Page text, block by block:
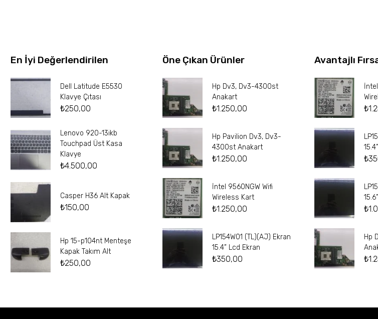
En İyi Değerlendirilen
Dell Latitude E5530
Klavye Çıtası
₺250,00
Lenovo 920-13ikb
Touchpad Üst Kasa
Klavye
₺4.500,00
Casper H36 Alt Kapak
₺150,00
Hp 15-p104nt Menteşe
Kapak Takım Alt
₺250,00
Öne Çıkan Ürünler
Hp Dv3, Dv3-4300st
Anakart
₺1.250,00
Hp Pavilion Dv3, Dv3-
4300st Anakart
₺1.250,00
İntel 9560NGW Wifi
Wireless Kart
₺1.250,00
LP154W01 (TL)(AJ) Ekran
15.4” Lcd Ekran
₺350,00
Avantajlı
₺
₺
₺
Hp
₺